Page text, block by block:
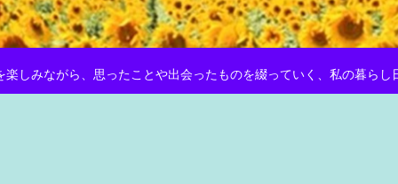
楽しみながら、思ったことや出会ったものを綴っていく、私の暮らし